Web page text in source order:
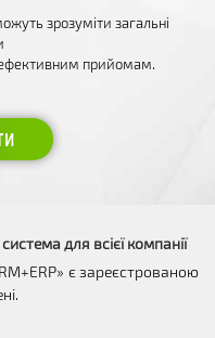
зрозуміти загальні
прийомам.
для всієї компанії
є зареєстрованою